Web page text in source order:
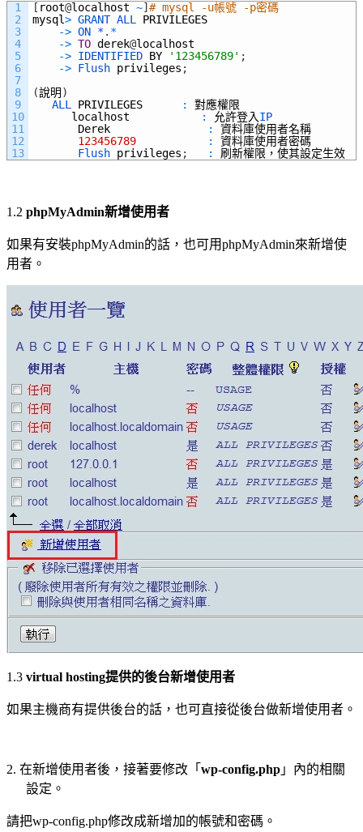
1
2
3
4
5
6
7
8
9
10
11
12
13
[ root@localhost ~] # mysql -u帳號 -p密碼
mysql> GRANT ALL PRIVILEGES
-> ON *. *
-> TO derek@localhost
-> IDENTIFIED BY '123456789' ;
-> Flush privileges ;
(說明 )
ALL PRIVILEGES :
對應權限
localhost
: 允許登入 IP
Derek
:
資料庫使用者名稱
123456789
:
資料庫使用者密碼
Flush privileges ; : 刷新權限，使其設定生效
1.2 phpMyAdmin新增使用者
如果有安裝phpMyAdmin的話，也可用phpMyAdmin來新增使
用者。
1.3 virtual hosting提供的後台新增使用者
如果主機商有提供後台的話，也可直接從後台做新增使用者。
2. 在新增使用者後，接著要修改「 wp-config.php 」內的相關
設定。
請把wp-config.php修改成新增加的帳號和密碼。